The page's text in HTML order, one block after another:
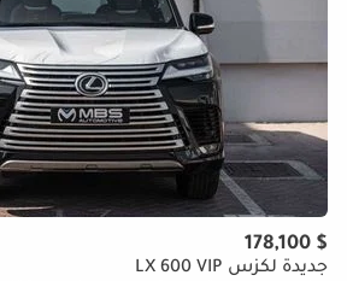
$ 178,100
جديدة لكزس LX 600 VIP